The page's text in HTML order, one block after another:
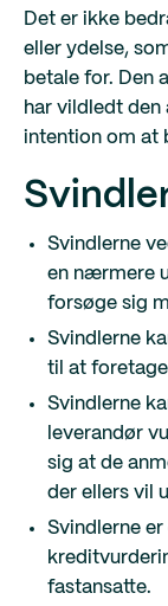
Det er ikke
eller ydelse,
betale for. Den
har vildledt
intention om at
Svindlerne
en nærmere
forsøge sig
Svindlerne
til at
Svindlerne
leverandør
sig at de
der ellers vil
Svindlerne
fastansatte.